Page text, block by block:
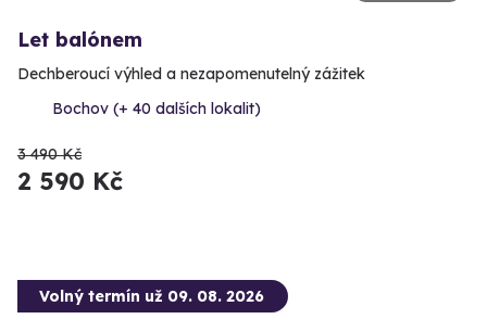
Let balónem
Dechberoucí výhled a nezapomenutelný zážitek
Bochov (+ 40 dalších lokalit)
3 490 Kč
2 590 Kč
Volný termín už 09. 08. 2026